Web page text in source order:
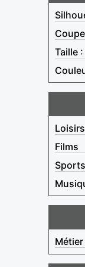
Taille
Loisirs
Films
Sports
Métier